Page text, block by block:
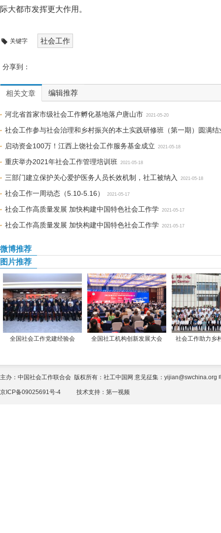
际大都市发挥更大作用。
关键字 社会工作
分享到：
相关文章 编辑推荐
河北省首家市级社会工作孵化基地落户唐山市 2021-05-20
社会工作参与社会治理和乡村振兴的本土实践研修班（第一期）圆满结
启动资金100万！江西上饶社会工作服务基金成立
2021-05-18
重庆举办2021年社会工作管理培训班 2021-05-18
三部门建立保护关心爱护医务人员长效机制，社工被纳入 2021-05-18
社会工作一周动态（5.10-5.16） 2021-05-17
社会工作高质量发展 加快构建中国特色社会工作学 2021-05-17
社会工作高质量发展 加快构建中国特色社会工作学 2021-05-17
微博推荐
图片推荐
全国社会工作党建经验会 全国社工机构创新发展大会 社会工作助力乡
主办：中国社会工作联合会 版权所有：社工中国网 意见征集：yijian@swchina.org
京ICP备09025691号-4 技术支持： 第一视频